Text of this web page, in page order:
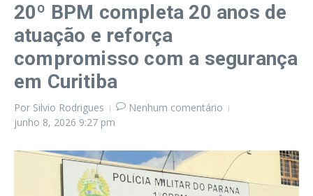
20º BPM completa 20 anos de
atuação e reforça
compromisso com a segurança
em Curitiba
Por Silvio Rodrigues
Nenhum comentário
junho 8, 2026 9:27 pm